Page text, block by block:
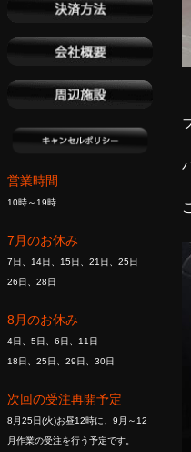
営業時間
10時～19時
7月のお休み
7日、14日、15日、21日、25日
26日、28日
8月のお休み
4日、5日、6日、11日
18日、25日、29日、30日
次回の受注再開予定
8月25日(火)お昼12時に、9月～12
月作業の受注を行う予定です。